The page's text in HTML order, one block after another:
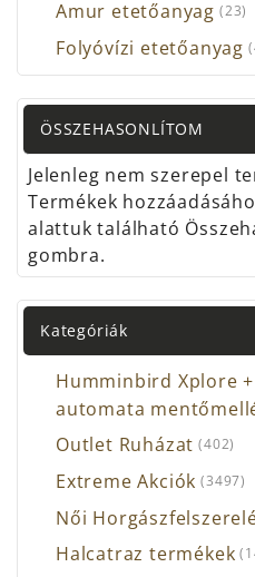
Amur etetőanyag (23)
Folyóvízi etetőanyag
ÖSSZEHASONLÍTOM
Jelenleg nem szerepel
Termékek
alattuk található
gombra.
Kategóriák
Humminbird Xplore
automata
Outlet Ruházat (402)
Extreme Akciók (3497)
Női
Halcatraz termékek